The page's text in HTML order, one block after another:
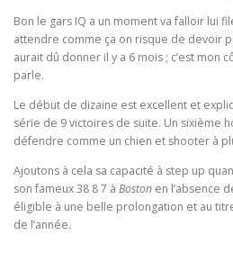
Bon le gars IQ a un moment va falloir lui
attendre comme ça on risque de devoir
aurait dû donner il y a 6 mois ; c’est mon
parle.
Le début de dizaine est excellent et
série de 9 victoires de suite. Un sixième
défendre comme un chien et shooter à
Ajoutons à cela sa capacité à step up
son fameux 38 8 7 à Boston en l’absence
éligible à une belle prolongation et au
de l’année.